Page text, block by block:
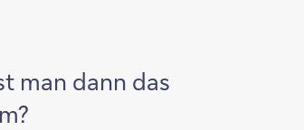
man dann das